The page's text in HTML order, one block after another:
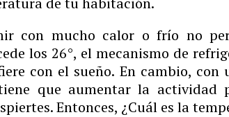
con mucho calor o frío no
los 26°, el mecanismo de
con el sueño. En cambio, con
que aumentar la actividad
Entonces, ¿Cuál es la